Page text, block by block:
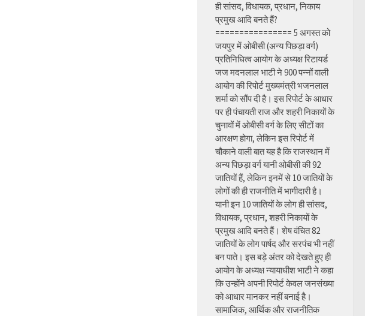
ही सांसद, विधायक, प्रधान, निकाय
प्रमुख आदि बनते हैं?
================ 5 अगस्त को
जयपुर में ओबीसी (अन्य पिछड़ा वर्ग)
प्रतिनिधित्व आयोग के अध्यक्ष रिटायर्ड
जज मदनलाल भाटी ने 900 पन्नों वाली
आयोग की रिपोर्ट मुख्यमंत्री भजनलाल
शर्मा को सौंप दी है। इस रिपोर्ट के आधार
पर ही पंचायती राज और शहरी निकायों के
चुनावों में ओबीसी वर्ग के लिए सीटों का
आरक्षण होगा, लेकिन इस रिपोर्ट में
चौकाने वाली बात यह है कि राजस्थान में
अन्य पिछड़ा वर्ग यानी ओबीसी की 92
जातियों हैं, लेकिन इनमें से 10 जातियों के
लोगों की ही राजनीति में भागीदारी है।
यानी इन 10 जातियों के लोग ही सांसद,
विधायक, प्रधान, शहरी निकायों के
प्रमुख आदि बनते हैं। शेष वंचित 82
जातियों के लोग पार्षद और सरपंच भी नहीं
बन पाते। इस बड़े अंतर को देखते हुए ही
आयोग के अध्यक्ष न्यायाधीश भाटी ने कहा
कि उन्होंने अपनी रिपोर्ट केवल जनसंख्या
को आधार मानकर नहीं बनाई है।
सामाजिक, आर्थिक और राजनीतिक